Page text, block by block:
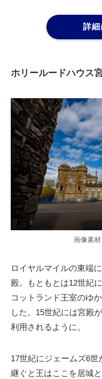
詳細
ホリールードハウス
画像素
ロイヤルマイルの東端
殿。もともとは12世紀
コットランド王室のゆ
した。15世紀には宮殿
利用されるように。
17世紀にジェームズ6
継ぐと王はここを居城